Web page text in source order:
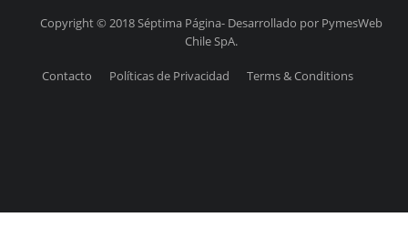
Copyright © 2018 Séptima Página- Desarrollado por PymesWeb
Chile SpA.
Contacto Políticas de Privacidad Terms & Conditions